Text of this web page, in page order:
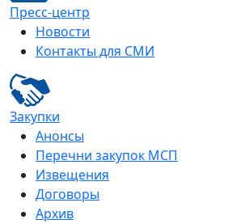
Пресс-центр
Новости
Контакты для СМИ
Закупки
Анонсы
Перечни закупок МСП
Извещения
Договоры
Архив